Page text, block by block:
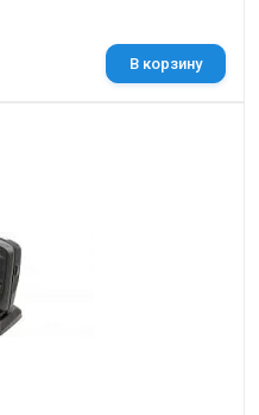
В корзину